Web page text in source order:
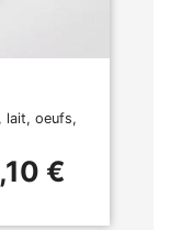
lait, oeufs,
€